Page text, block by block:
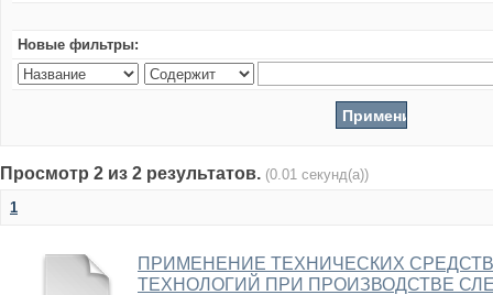
Новые фильтры:
Просмотр 2 из 2 результатов. (0.01 секунд(а))
1
ПРИМЕНЕНИЕ ТЕХНИЧЕСКИХ
ТЕХНОЛОГИЙ ПРИ ПРОИЗВОДСТВЕ